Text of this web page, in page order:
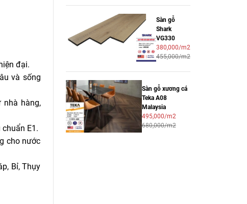
đại.
và sống
nhà hàng,
E1.
cho nước
Bỉ, Thụy
Sàn gỗ
Shark
VG330
380,000/m2
455,000/m2
Sàn gỗ xương cá
Teka A08
Malaysia
495,000/m2
680,000/m2